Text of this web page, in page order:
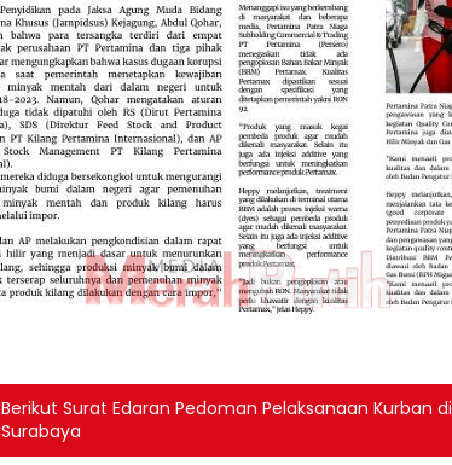
Berikut Surat Edaran Pedoman Pelaksanaan Kurban di
Surabaya